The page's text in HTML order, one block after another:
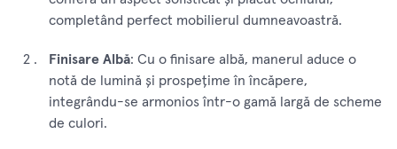
completând perfect mobilierul dumneavoastră.
Finisare Albă: Cu o finisare albă, manerul aduce o
notă de lumină și prospețime în încăpere,
integrându-se armonios într-o gamă largă de scheme
de culori.